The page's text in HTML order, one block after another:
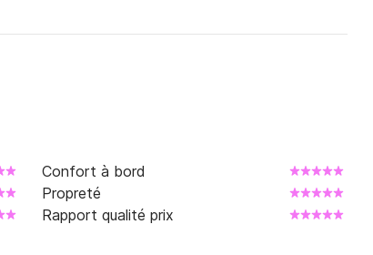
Confort à bord
Propreté
Rapport qualité prix